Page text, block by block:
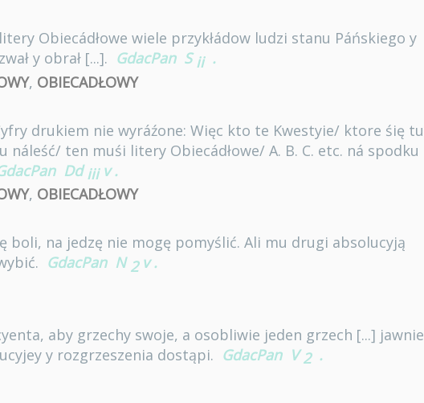
Obiecádłowe wiele przykłádow ludzi stanu Páńskiego y
y obrał [...]. GdacPan S ii .
, OBIECADŁOWY
drukiem nie wyráźone: Więc kto te Kwestyie/ ktore śię tu
náleść/ ten muśi litery Obiecádłowe/ A. B. C. etc. ná spodku
Dd iii v .
, OBIECADŁOWY
boli, na jedzę nie mogę pomyślić. Ali mu drugi absolucyją
GdacPan N 2 v .
aby grzechy swoje, a osobliwie jeden grzech [...] jawnie
y rozgrzeszenia dostąpi. GdacPan V 2 .